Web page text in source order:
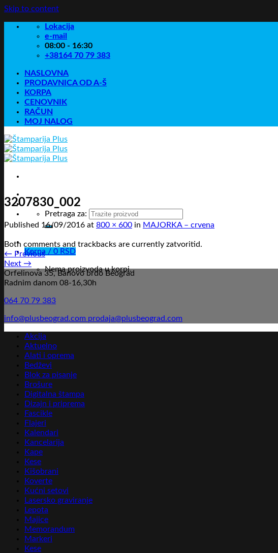
Skip to content
Lokacija
e-mail
08:00 - 16:30
+38164 70 79 383
NASLOVNA
PRODAVNICA OD A-Š
KORPA
CENOVNIK
RAČUN
MOJ NALOG
Pretraga za:
Korpa / 0 RSD
Nema proizvoda u korpi.
3207830_002
Published 16/09/2016 at 800 × 600 in MAJORKA – crvena
Both comments and trackbacks are currently zatvoritid.
← Previous
Next →
Orfelinova 35, Banovo brdo Beograd
Radnim danom 08-16,30h
064 70 79 383
info@plusbeograd.com prodaja@plusbeograd.com
Akcija
Aktuelno
Alati i oprema
Bedževi
Blok za pisanje
Brošure
Digitalna štampa
Dizajn i priprema
Fascikle
Flajeri
Kalendari
Kancelarija
Kape
Kese
Kišobrani
Koverte
Kućni setovi
Lasersko graviranje
Lepota
Majice
Memorandum
Markeri
Kese